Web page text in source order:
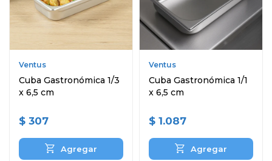
Ventus
Cuba Gastronómica 1/3
x 6,5 cm
$ 307
Ventus
Cuba Gastronómica 1/1
x 6,5 cm
$ 1.087